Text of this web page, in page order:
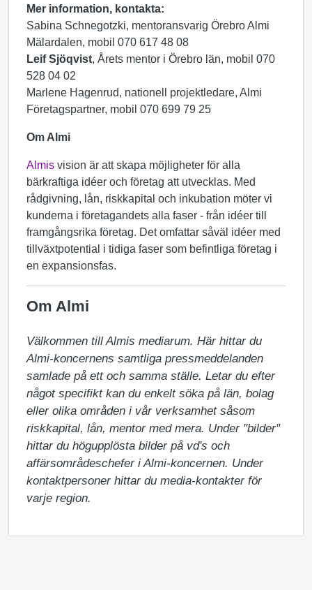
Mer information, kontakta:
Sabina Schnegotzki, mentoransvarig Örebro Almi
Mälardalen, mobil 070 617 48 08
Leif Sjöqvist, Årets mentor i Örebro län, mobil 070
528 04 02
Marlene Hagenrud, nationell projektledare, Almi
Företagspartner, mobil 070 699 79 25
Om Almi
Almis vision är att skapa möjligheter för alla
bärkraftiga idéer och företag att utvecklas. Med
rådgivning, lån, riskkapital och inkubation möter vi
kunderna i företagandets alla faser - från idéer till
framgångsrika företag. Det omfattar såväl idéer med
tillväxtpotential i tidiga faser som befintliga företag i
en expansionsfas.
Om Almi
Välkommen till Almis mediarum. Här hittar du
Almi-koncernens samtliga pressmeddelanden
samlade på ett och samma ställe. Letar du efter
något specifikt kan du enkelt söka på län, bolag
eller olika områden i vår verksamhet såsom
riskkapital, lån, mentor med mera. Under "bilder"
hittar du högupplösta bilder på vd's och
affärsområdeschefer i Almi-koncernen. Under
kontaktpersoner hittar du media-kontakter för
varje region.